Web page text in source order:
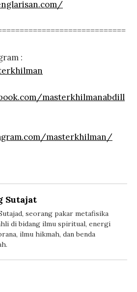
:
masterkhilmanabdill
masterkhilman/
Sutajat
seorang pakar metafisika
di bidang ilmu spiritual, energi
ilmu hikmah, dan benda